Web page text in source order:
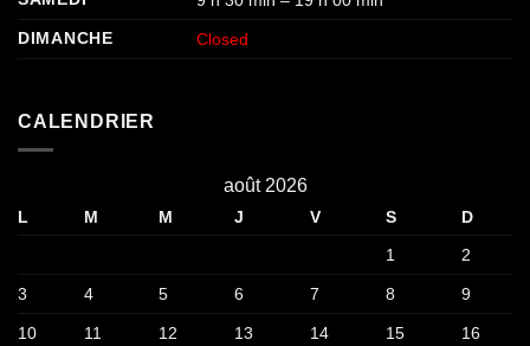
DIMANCHE
Closed
CALENDRIER
août 2026
L M M J V S
D
1
2
3 4 5 6 7 8 9
10 11 12 13 14 15 16